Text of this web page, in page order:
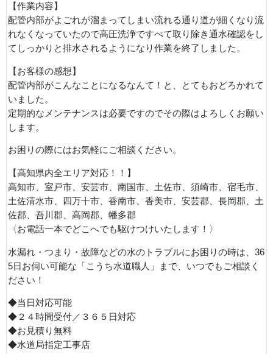
【作業内容】
配管内部がよごれが溜まってしまい流れる通り道が細くなり流
れなくなっていたので高圧洗浄ですべて取り除き通水確認をし
てしっかりと排水されるようになり作業を終了しました。
【お客様の感想】
配管内部がこんなことになるなんて！と、とてもおどろかれて
いました。
定期的なメンテナンスは必要ですのでその際はよろしくお願い
します。
お困りの際にはお気軽にご相談ください。
【高知県内全エリア対応！！】
高知市、室戸市、安芸市、南国市、土佐市、須崎市、宿毛市、
土佐清水市、四万十市、香南市、香美市、安芸郡、長岡郡、土
佐郡、吾川郡、高岡郡、幡多郡
〈お電話一本でどこへでも駆けつけいたします！〉
水漏れ・つまり・故障などの水のトラブルにお困りの時は、36
5日お伺い可能な「こうち水道職人」まで、いつでもご相談く
ださい！
◆当日対応可能
◆２４時間受付／３６５日対応
◆お見積り無料
◆水道局指定工事店